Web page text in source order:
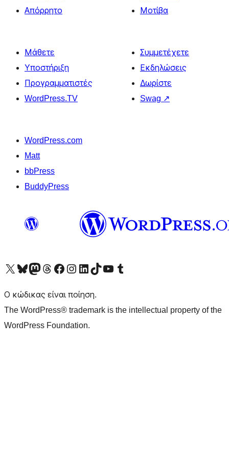
Απόρρητο
Μοτίβα
Μάθετε
Υποστήριξη
Προγραμματιστές
WordPress.TV
Συμμετέχετε
Εκδηλώσεις
Δωρίστε
Swag ↗
WordPress.com
Matt
bbPress
BuddyPress
Visit our X (formerly Twitter) account
Visit our Bluesky account
Επισκεφθείτε τον λογαριασμό μας στο Mastodon
Visit our Threads account
Επισκεφτείτε τη σελίδα μας στο Facebook
Επισκεφθείτε τον λογαριασμό μας Instagram
Επισκεφθείτε τον λογαριασμό μας LinkedIn
Visit our TikTok account
Visit our YouTube channel
Visit our Tumblr account
Ο κώδικας είναι ποίηση.
The WordPress® trademark is the intellectual property of the
WordPress Foundation.